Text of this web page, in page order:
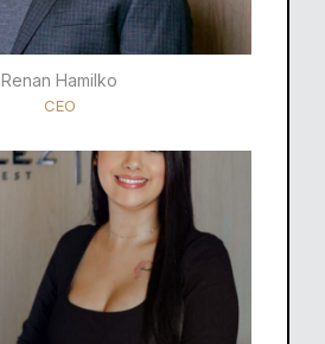
Renan Hamilko​
CEO